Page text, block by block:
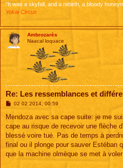
"It was a skyfall, and a rebirth, a bloody
Yokai Circus
Ambrozarès
Naacal loquace
Re: Les ressemblances et
M
s
a
g
02 02 2014, 00:59
Mendoza avec sa cape suite: je me
cape au risque de recevoir une flèche
blessé voire tué. Pas de temps à
final ou il plonge pour sauver Estéban
que la machine olmèque se met à